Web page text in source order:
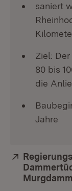
saniert
Ziel:
80 bis
die
Jahre
Extern:
Murgdamm